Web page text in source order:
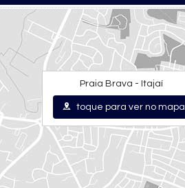
Praia Brava - Itajaí
toque para ver no mapa